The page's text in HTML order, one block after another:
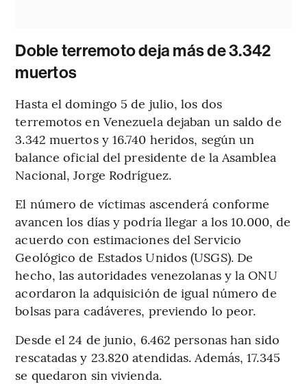
Doble terremoto deja más de 3.342
muertos
Hasta el domingo 5 de julio, los dos
terremotos en Venezuela dejaban un saldo de
3.342 muertos y 16.740 heridos, según un
balance oficial del presidente de la Asamblea
Nacional, Jorge Rodríguez.
El número de víctimas ascenderá conforme
avancen los días y podría llegar a los 10.000, de
acuerdo con estimaciones del Servicio
Geológico de Estados Unidos (USGS). De
hecho, las autoridades venezolanas y la ONU
acordaron la adquisición de igual número de
bolsas para cadáveres, previendo lo peor.
Desde el 24 de junio, 6.462 personas han sido
rescatadas y 23.820 atendidas. Además, 17.345
se quedaron sin vivienda.